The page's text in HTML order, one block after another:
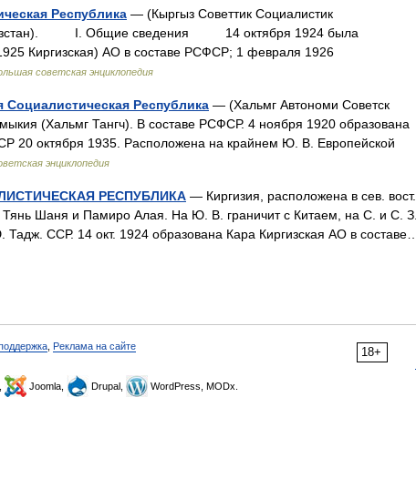
Республика — (Кыргыз Советтик Социалистик
I. Общие сведения 14 октября 1924 была
Киргизская) АО в составе РСФСР; 1 февраля 1926
советская энциклопедия
Республика — (Хальмг Автономи Советск
(Хальмг Тангч). В составе РСФСР. 4 ноября 1920 образована
20 октября 1935. Расположена на крайнем Ю. В. Европейской
энциклопедия
РЕСПУБЛИКА — Киргизия, расположена в сев. вост.
Тянь Шаня и Памиро Алая. На Ю. В. граничит с Китаем, на С. и С. З.
ССР. 14 окт. 1924 образована Кара Киргизская АО в составе…
18+
Реклама на сайте
Joomla, Drupal, WordPress, MODx.